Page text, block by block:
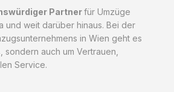
Partnerfür Umzüge
und weit darüber hinaus. Bei der
in Wien geht es
sondern auch um Vertrauen,
Service.